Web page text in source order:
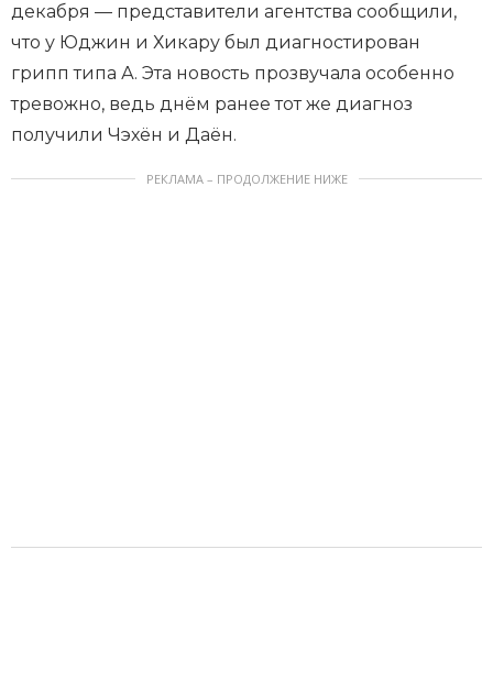
декабря — представители агентства сообщили,
что у Юджин и Хикару был диагностирован
грипп типа А. Эта новость прозвучала особенно
тревожно, ведь днём ранее тот же диагноз
получили Чэхён и Даён.
РЕКЛАМА – ПРОДОЛЖЕНИЕ НИЖЕ